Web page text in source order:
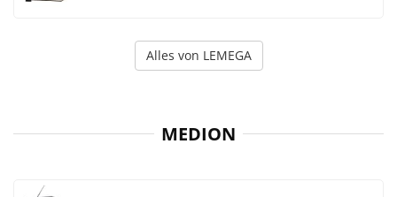
Alles von LEMEGA
MEDION